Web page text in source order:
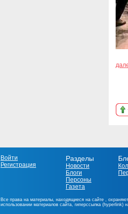
Войти
Регистрация
Разделы
Новости
Блоги
Персоны
Газета
Все права на материалы, находящиеся на сайте ,
использовании материалов сайта, гиперссылка (hyperlink)